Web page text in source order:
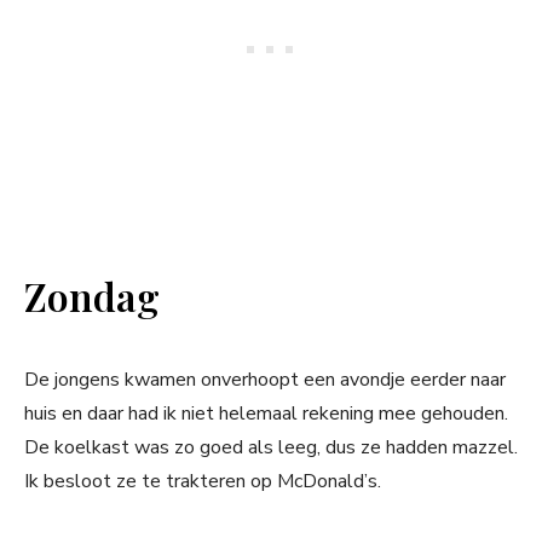
Zondag
De jongens kwamen onverhoopt een avondje eerder naar
huis en daar had ik niet helemaal rekening mee gehouden.
De koelkast was zo goed als leeg, dus ze hadden mazzel.
Ik besloot ze te trakteren op McDonald’s.